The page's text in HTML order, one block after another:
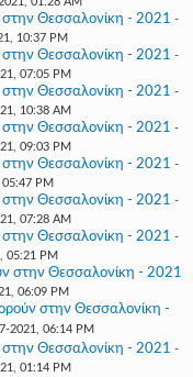
στην Θεσσαλονίκη - 2021 -
10:37 PM
στην Θεσσαλονίκη - 2021 -
07:05 PM
στην Θεσσαλονίκη - 2021 -
10:38 AM
στην Θεσσαλονίκη - 2021 -
09:03 PM
στην Θεσσαλονίκη - 2021 -
PM
στην Θεσσαλονίκη - 2021 -
07:28 AM
στην Θεσσαλονίκη - 2021 -
05:21 PM
στην Θεσσαλονίκη - 2021
06:09 PM
στην Θεσσαλονίκη -
2021, 06:14 PM
στην Θεσσαλονίκη - 2021 -
01:14 PM